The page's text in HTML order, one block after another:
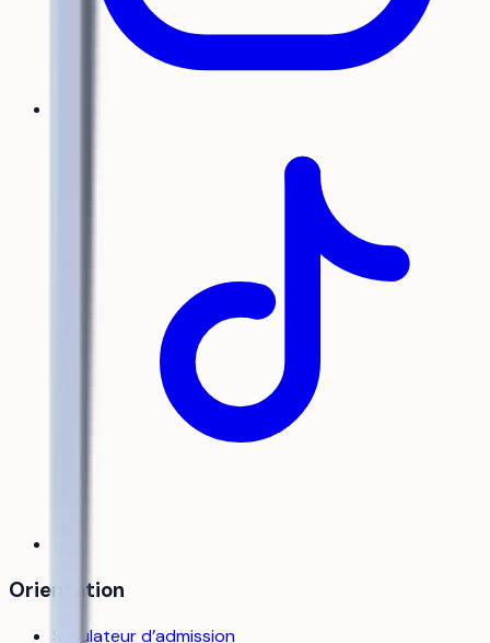
Orientation
Simulateur d’admission